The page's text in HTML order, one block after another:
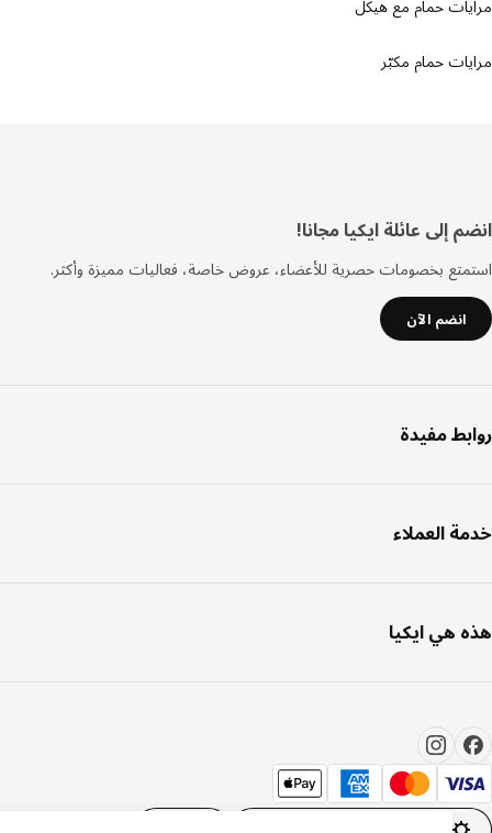
حمام مع هيكل
حمام مكبّر
إلى عائلة ايكيا مجانا!
بخصومات حصرية للأعضاء، عروض خاصة، فعاليات مميزة وأكثر.
انضم الآن
مفيدة
العملاء
هي ايكيا